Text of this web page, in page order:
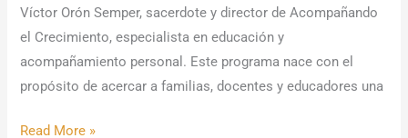
Víctor Orón Semper, sacerdote y director de Acompañando
el Crecimiento, especialista en educación y
acompañamiento personal. Este programa nace con el
propósito de acercar a familias, docentes y educadores una
Read More »